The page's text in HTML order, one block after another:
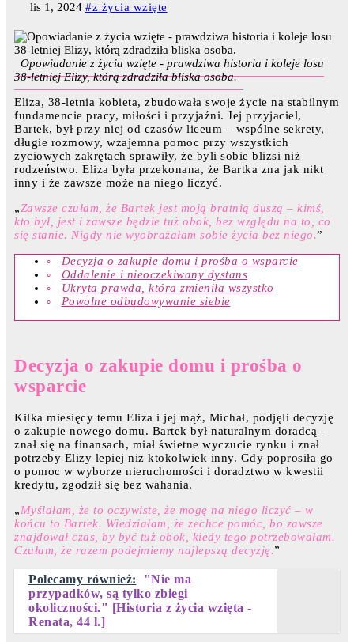
lis 1, 2024 #z życia wzięte
Opowiadanie z życia wzięte - prawdziwa historia i koleje losu
38-letniej Elizy, którą zdradziła bliska osoba.
Eliza, 38-letnia kobieta, zbudowała swoje życie na stabilnym
fundamencie pracy, miłości i przyjaźni. Jej przyjaciel,
Bartek, był przy niej od czasów liceum – wspólne sekrety,
długie rozmowy, wzajemna pomoc przy wszystkich
życiowych zakrętach sprawiły, że byli sobie bliżsi niż
rodzeństwo. Eliza była przekonana, że Bartka zna jak nikt
inny i że zawsze może na niego liczyć.
„Zawsze czułam, że Bartek jest moją bratnią duszą – kimś,
kto był, jest i zawsze będzie tuż obok, bez względu na to, co
się stanie. Nigdy nie wyobrażałam sobie życia bez niego.”
Decyzja o zakupie domu i prośba o wsparcie
Oddalenie i nieoczekiwany dystans
Ukryta prawda, która zmieniła wszystko
Powolne odbudowywanie siebie
Decyzja o zakupie domu i prośba o
wsparcie
Kilka miesięcy temu Eliza i jej mąż, Michał, podjęli decyzję
o zakupie nowego domu. Bartek był naturalnym doradcą –
znał się na finansach, miał świetne wyczucie rynku i znał
potrzeby Elizy lepiej niż ktokolwiek inny. Gdy poprosiła go
o pomoc w wyborze nieruchomości i doradztwo w kwestii
kredytu, zgodził się bez wahania.
„Myślałam, że to oczywiste, że mogę na niego liczyć – w
końcu to Bartek. Wiedziałam, że zechce pomóc, bo zawsze
znajdował czas, by być tuż obok, kiedy tego potrzebowałam.
Czułam, że razem podejmiemy najlepszą decyzję.”
Polecamy również:
"Nie ma
przypadków, są tylko zbiegi
okoliczności." [Historia z życia wzięta -
Renata, 44 l.]